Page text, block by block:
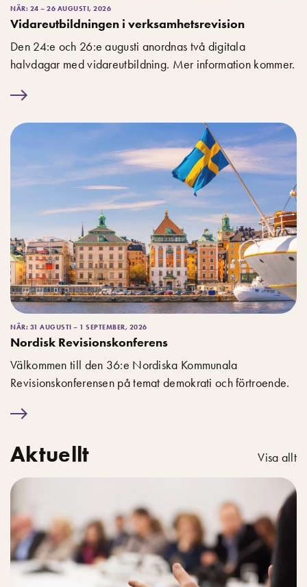
NÄR: 24 – 26 AUGUSTI, 2026
Vidareutbildningen i verksamhetsrevision
Den 24:e och 26:e augusti anordnas två digitala
halvdagar med vidareutbildning. Mer information kommer.
NÄR: 31 AUGUSTI – 1 SEPTEMBER, 2026
Nordisk Revisionskonferens
Välkommen till den 36:e Nordiska Kommunala
Revisionskonferensen på temat demokrati och förtroende.
Aktuellt Visa allt